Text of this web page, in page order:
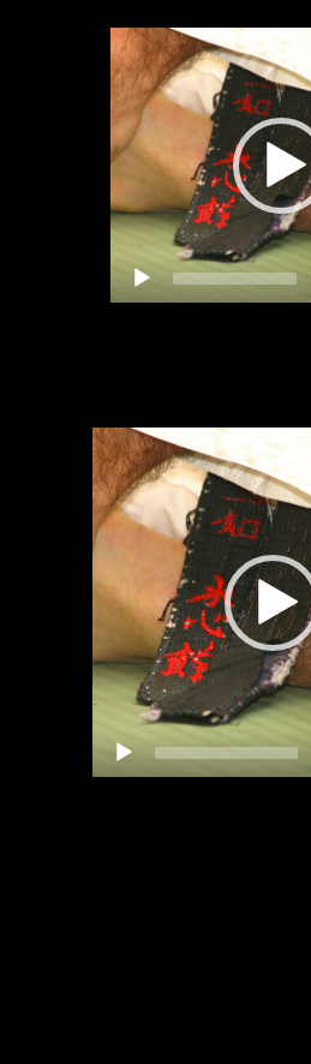
Video
Player
Video
Player